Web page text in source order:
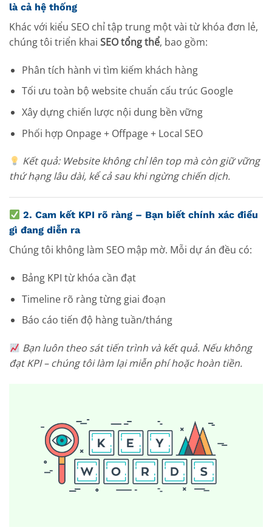
là cả hệ thống
Khác với kiểu SEO chỉ tập trung một vài từ khóa đơn lẻ,
chúng tôi triển khai SEO tổng thể, bao gồm:
Phân tích hành vi tìm kiếm khách hàng
Tối ưu toàn bộ website chuẩn cấu trúc Google
Xây dựng chiến lược nội dung bền vững
Phối hợp Onpage + Offpage + Local SEO
Kết quả: Website không chỉ lên top mà còn giữ vững
thứ hạng lâu dài, kể cả sau khi ngừng chiến dịch.
2.Cam kết KPI rõ ràng – Bạn biết chính xác điều
gì đang diễn ra
Chúng tôi không làm SEO mập mờ. Mỗi dự án đều có:
Bảng KPI từ khóa cần đạt
Timeline rõ ràng từng giai đoạn
Báo cáo tiến độ hàng tuần/tháng
Bạn luôn theo sát tiến trình và kết quả. Nếu không
đạt KPI – chúng tôi làm lại miễn phí hoặc hoàn tiền.